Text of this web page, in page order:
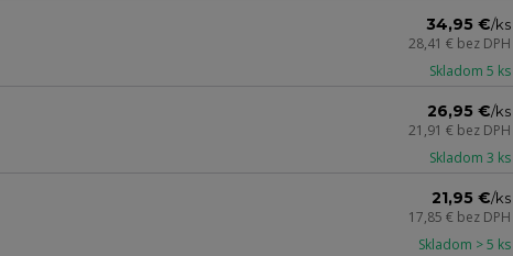
34,95 €/ks
28,41 € bez DPH
Skladom 5 ks
26,95 €/ks
21,91 € bez DPH
Skladom 3 ks
21,95 €/ks
17,85 € bez DPH
Skladom > 5 ks